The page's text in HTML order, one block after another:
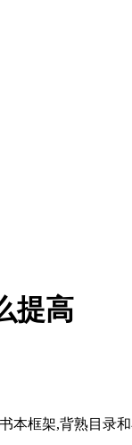
提高
框架,背熟目